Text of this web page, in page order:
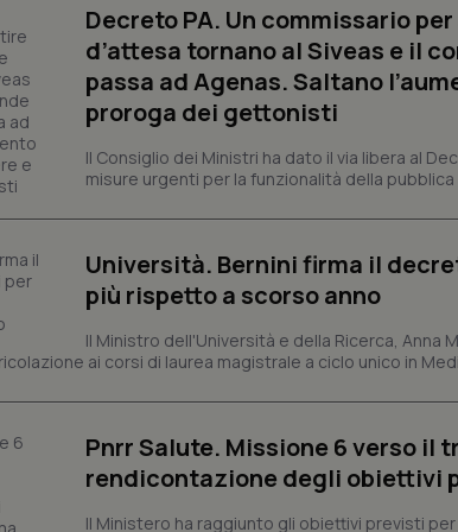
Decreto PA. Un commissario
d’attesa tornano al Siveas e il
passa ad Agenas. Saltano
proroga dei gettonisti
Il Consiglio dei Ministri ha dato il via libera al
misure urgenti per la funzionalità della
Università. Bernini firma il
più rispetto a scorso anno
Il Ministro dell'Università e della Ricerca, Anna
ai corsi di laurea magistrale a ciclo unico in
Pnrr Salute. Missione 6 verso il
rendicontazione degli obiettivi
Il Ministero ha raggiunto gli obiettivi previsti per
I cookie necessari contribuiscono a rendere
e l'accesso alle aree protette del sito. Il sito
VISITOR_PRIVACY_METADATA
YouTube
CookieScriptConsent
CookieScript
tracking-sites-ironfish-
session-id